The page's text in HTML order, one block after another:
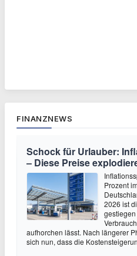
FINANZNEWS
Schock für Urlauber:
– Diese Preise
Prozent
2026 ist
aufhorchen lässt. Nach längerer
sich nun, dass die